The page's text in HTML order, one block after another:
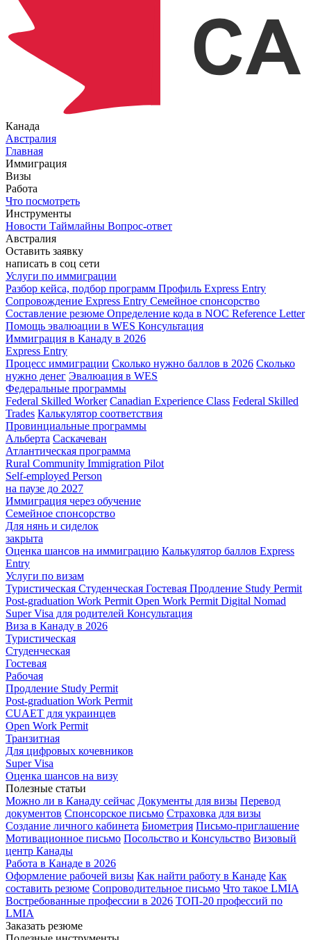
Канада
Австралия
Главная
Иммиграция
Визы
Работа
Что посмотреть
Инструменты
Новости Таймлайны Вопрос-ответ
Австралия
Оставить заявку
написать в соц сети
Услуги по иммиграции
Разбор кейса, подбор программ Профиль Express Entry
Сопровождение Express Entry Семейное спонсорство
Составление резюме Определение кода в NOC Reference Letter
Помощь эвалюации в WES Консультация
Иммиграция в Канаду в 2026
Express Entry
Процесс иммиграции Сколько нужно баллов в 2026 Сколько
нужно денег Эвалюация в WES
Федеральные программы
Federal Skilled Worker Canadian Experience Class Federal Skilled
Trades Калькулятор соответствия
Провинциальные программы
Альберта Саскачеван
Атлантическая программа
Rural Community Immigration Pilot
Self-employed Person
на паузе до 2027
Иммиграция через обучение
Семейное спонсорство
Для нянь и сиделок
закрыта
Оценка шансов на иммиграцию Калькулятор баллов Express
Entry
Услуги по визам
Туристическая Студенческая Гостевая Продление Study Permit
Post-graduation Work Permit Open Work Permit Digital Nomad
Super Visa для родителей Консультация
Виза в Канаду в 2026
Туристическая
Студенческая
Гостевая
Рабочая
Продление Study Permit
Post-graduation Work Permit
CUAET для украинцев
Open Work Permit
Транзитная
Для цифровых кочевников
Super Visa
Оценка шансов на визу
Полезные статьи
Можно ли в Канаду сейчас Документы для визы Перевод
документов Спонсорское письмо Страховка для визы
Создание личного кабинета Биометрия Письмо-приглашение
Мотивационное письмо Посольство и Консульство Визовый
центр Канады
Работа в Канаде в 2026
Оформление рабочей визы Как найти работу в Канаде Как
составить резюме Сопроводительное письмо Что такое LMIA
Востребованные профессии в 2026 ТОП-20 профессий по
LMIA
Заказать резюме